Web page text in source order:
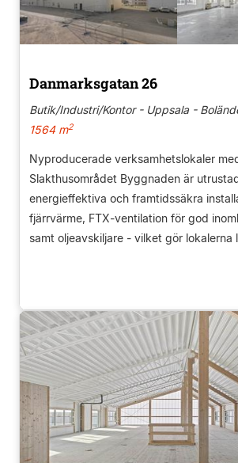
Danmarksgatan 26
Butik/Industri/Kontor - Uppsala -
1564 m2
Nyproducerade verksamhetslokaler
Slakthusområdet Byggnaden är
energieffektiva och framtidssäkra
fjärrvärme, FTX-ventilation för god
samt oljeavskiljare - vilket gör lokalerna